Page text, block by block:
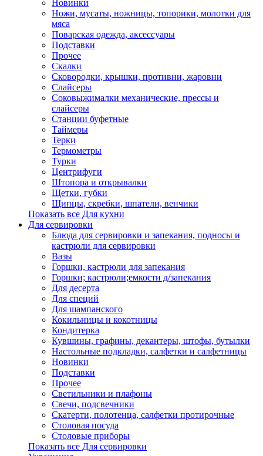
Новинки
Ножи, мусаты, ножницы, топорики, молотки для
мяса
Поварская одежда, аксессуары
Подставки
Прочее
Скалки
Сковородки, крышки, противни, жаровни
Слайсеры
Соковыжималки механические, прессы и
слайсеры
Станции буфетные
Таймеры
Терки
Термометры
Турки
Центрифуги
Штопора и открывалки
Щетки, губки
Щипцы, скребки, шпатели, венчики
Показать все Для кухни
Для сервировки
Блюда для сервировки и запекания, подносы и
кастрюли для сервировки
Вазы
Горшки, кастрюли для запекания
Горшки; кастрюли;емкости д/запекания
Для десерта
Для специй
Для шампанского
Кокильницы и кокотницы
Кондитерка
Кувшины, графины, декантеры, штофы, бутылки
Настольные подкладки, салфетки и салфетницы
Новинки
Подставки
Прочее
Светильники и плафоны
Свечи, подсвечники
Скатерти, полотенца, салфетки протирочные
Столовая посуда
Столовые приборы
Показать все Для сервировки